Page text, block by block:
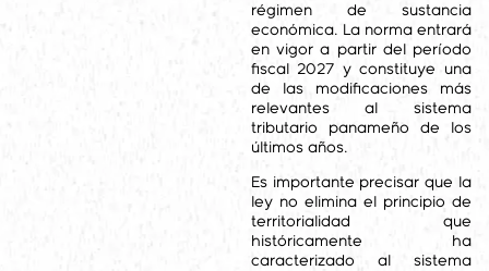
régimen de sustancia
económica. La norma entrará
en vigor a partir del período
fiscal 2027 y constituye una
de las modificaciones más
relevantes al sistema
tributario panameño de los
últimos años.
Es importante precisar que la
ley no elimina el principio de
territorialidad que
históricamente ha
caracterizado al sistema